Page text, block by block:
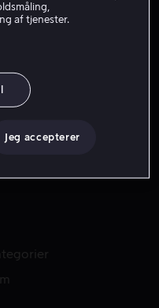
af tjenester.
Jeg accepterer